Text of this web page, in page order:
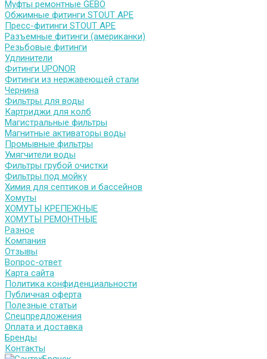
Муфты ремонтные GEBO
Обжимные фитинги STOUT APE
Пресс-фитинги STOUT APE
Разъемные фитинги (американки)
Резьбовые фитинги
Удлинители
Фитинги UPONOR
Фитинги из нержавеющей стали
Чернина
Фильтры для воды
Картриджи для колб
Магистральные фильтры
Магнитные активаторы воды
Промывные фильтры
Умягчители воды
Фильтры грубой очистки
Фильтры под мойку
Химия для септиков и бассейнов
Хомуты
ХОМУТЫ КРЕПЕЖНЫЕ
ХОМУТЫ РЕМОНТНЫЕ
Разное
Компания
Отзывы
Вопрос-ответ
Карта сайта
Политика конфиденциальности
Публичная оферта
Полезные статьи
Спецпредложения
Оплата и доставка
Бренды
Контакты